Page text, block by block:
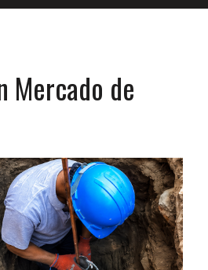
Mercado de